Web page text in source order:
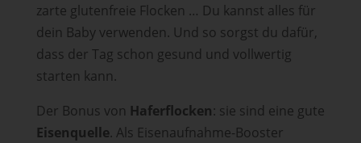
zarte glutenfreie Flocken … Du kannst alles für
dein Baby verwenden. Und so sorgst du dafür,
dass der Tag schon gesund und vollwertig
starten kann.
Der Bonus von Haferflocken: sie sind eine gute
Eisenquelle. Als Eisenaufnahme-Booster